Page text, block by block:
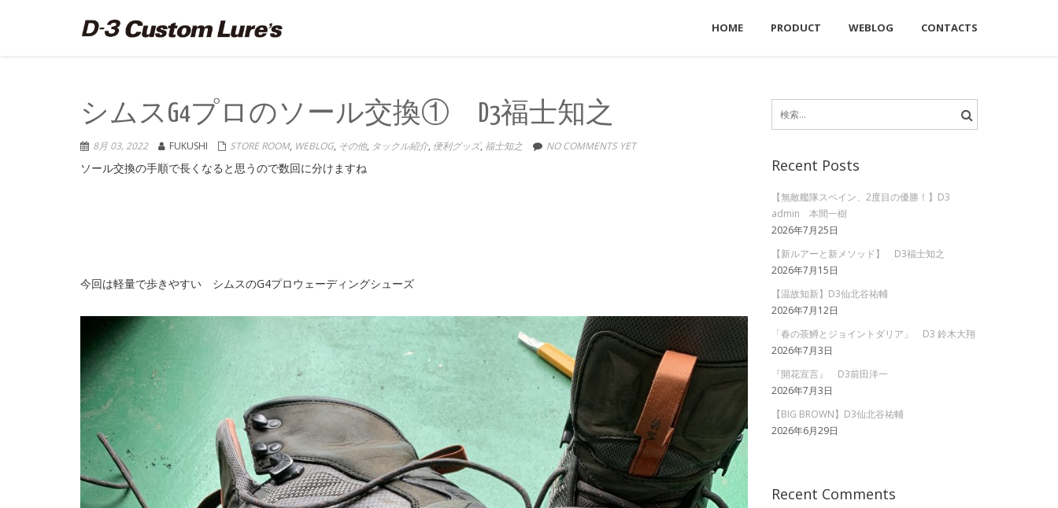
HOME PRODUCT WEBLOG CONTACTS
シムスG4プロのソール交換① D3福士知之
8月 03, 2022 FUKUSHI STORE ROOM, WEBLOG, その他, タックル紹介, 便利グッズ, 福士知之 NO COMMENTS YET
ソール交換の手順で長くなると思うので数回に分けますね
今回は軽量で歩きやすい シムスのG4プロウェーディングシューズ
索:
Recent Posts
【無敵艦隊スペイン、2度目の優勝！】D3
admin 本間一樹
2026年7月25日
【新ルアーと新メソッド】 D3福士知之
2026年7月15日
【温故知新】D3仙北谷祐輔
2026年7月12日
「春の茶鱒とジョイントダリア」 D3 鈴木大翔
2026年7月3日
『開花宣言』 D3前田洋一
2026年7月3日
【BIG BROWN】D3仙北谷祐輔
2026年6月29日
Recent Comments